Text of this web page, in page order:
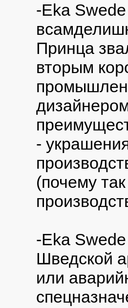
-Eka
Принца
вторым
-
(почему
-Eka
Шведской
или